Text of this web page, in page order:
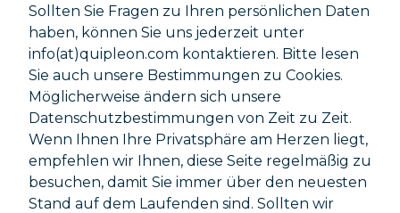
Sollten Sie Fragen zu Ihren persönlichen Daten
haben, können Sie uns jederzeit unter
info(at)quipleon.com kontaktieren. Bitte lesen
Sie auch unsere Bestimmungen zu Cookies.
Möglicherweise ändern sich unsere
Datenschutzbestimmungen von Zeit zu Zeit.
Wenn Ihnen Ihre Privatsphäre am Herzen liegt,
empfehlen wir Ihnen, diese Seite regelmäßig zu
besuchen, damit Sie immer über den neuesten
Stand auf dem Laufenden sind. Sollten wir